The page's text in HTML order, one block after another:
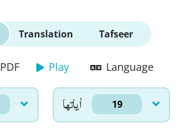
Translation Tafseer
PDF Play Language
اٰياتها 19